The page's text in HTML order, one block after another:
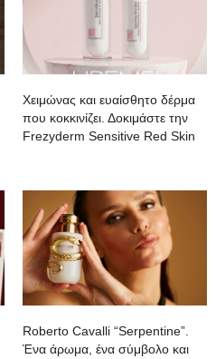
Χειμώνας και ευαίσθητο δέρμα
που κοκκινίζει. Δοκιμάστε την
Frezyderm Sensitive Red Skin
Roberto Cavalli “Serpentine”.
Ένα άρωμα, ένα σύμβολο και